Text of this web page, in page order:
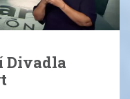
Divadla